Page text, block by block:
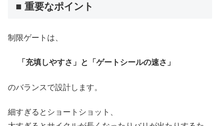
■ 重要なポイント
制限ゲートは、
「充填しやすさ」と「ゲートシールの速さ」
のバランスで設計します。
細すぎるとショートショット、